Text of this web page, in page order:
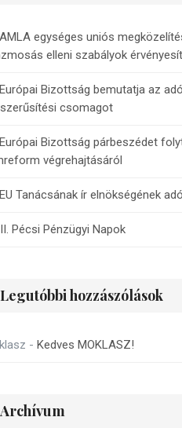
egységes uniós
elleni szabályok
Bizottság bemutatja az
csomagot
Bizottság párbeszédet
végrehajtásáról
Tanácsának ír elnökségének
Pécsi Pénzügyi Napok
Legutóbbi hozzászólások
- Kedves MOKLASZ!
Archívum